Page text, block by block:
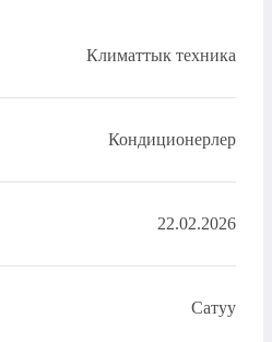
Климаттык техника
Кондиционерлер
22.02.2026
Сатуу